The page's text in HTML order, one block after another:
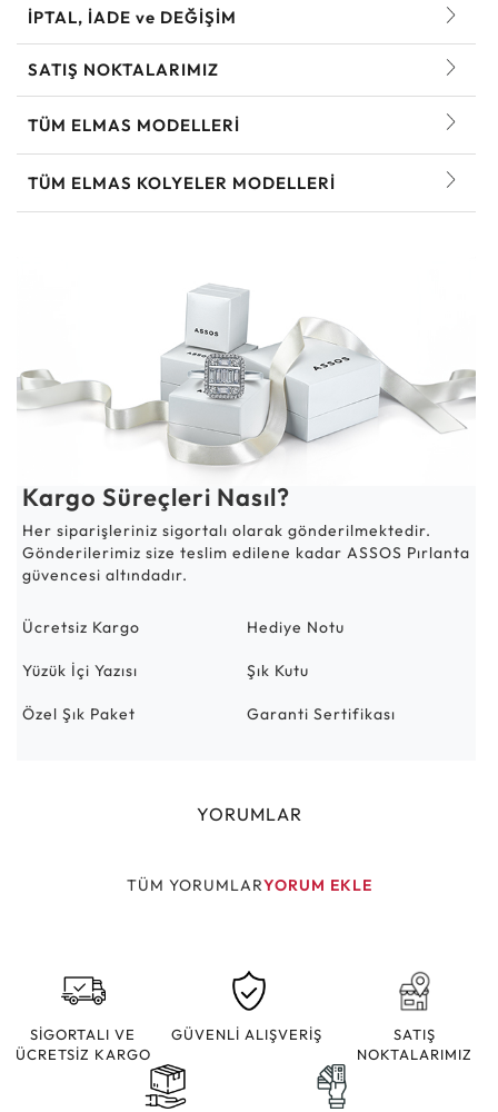
İPTAL, İADE ve DEĞİŞİM
SATIŞ NOKTALARIMIZ
TÜM ELMAS MODELLERI
TÜM ELMAS KOLYELER MODELLERI
Kargo Süreçleri Nasıl?
Her siparişleriniz sigortalı olarak gönderilmektedir.
Gönderilerimiz size teslim edilene kadar ASSOS Pırlanta
güvencesi altındadır.
Ücretsiz Kargo Hediye Notu
Yüzük İçi Yazısı Şık Kutu
Özel Şık Paket Garanti Sertifikası
YORUMLAR
TÜM YORUMLARYORUM EKLE
SİGORTALI VE
ÜCRETSİZ KARGO
GÜVENLİ ALIŞVERİŞ
SATIŞ
NOKTALARIMIZ